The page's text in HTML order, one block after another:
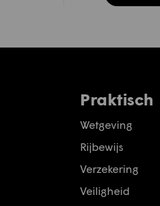
Praktisch
Wetgeving
Rijbewijs
Verzekering
Veiligheid